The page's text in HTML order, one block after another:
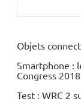
Objets
Smartphone :
Congress 2018
Test : WRC 2